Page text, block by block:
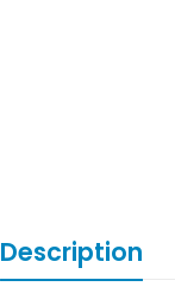
Description